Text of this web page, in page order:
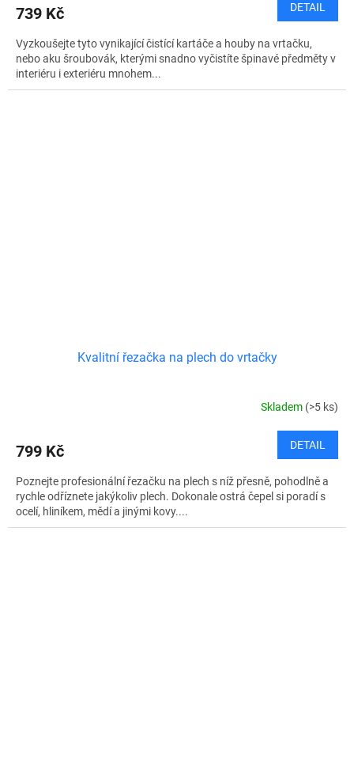
739 Kč DETAIL
Vyzkoušejte tyto vynikající čistící kartáče a houby na vrtačku,
nebo aku šroubovák, kterými snadno vyčistíte špinavé předměty v
interiéru i exteriéru mnohem...
Kvalitní řezačka na plech do vrtačky
Skladem (>5 ks)
799 Kč DETAIL
Poznejte profesionální řezačku na plech s níž přesně, pohodlně a
rychle odříznete jakýkoliv plech. Dokonale ostrá čepel si poradí s
ocelí, hliníkem, mědí a jinými kovy....